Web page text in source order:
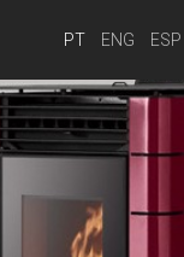
PT ENG ESP